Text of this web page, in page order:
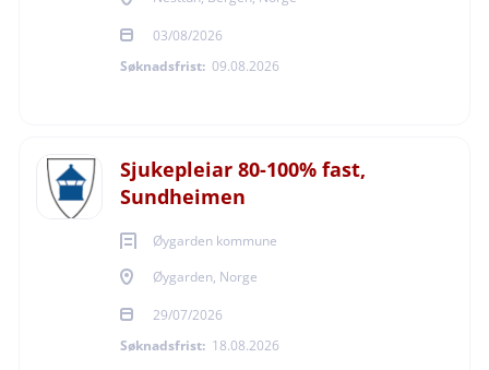
03/08/2026
Søknadsfrist: 09.08.2026
Sjukepleiar 80-100% fast,
Sundheimen
Øygarden kommune
Øygarden, Norge
29/07/2026
Søknadsfrist: 18.08.2026
Du har godt humør og glimt i øyet!
(IA)-bedrift.
Utfordrende og varierte arbeidsoppgaver.
Dyktige kollegaer og et spennende
profesjonsfelleskap.
Et positivt arbeidsmiljø med engasjerte
avtaleverk for stat og kommune.